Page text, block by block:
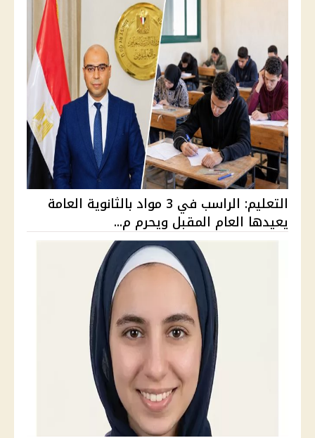
التعليم: الراسب في 3 مواد بالثانوية العامة
يعيدها العام المقبل ويحرم م...